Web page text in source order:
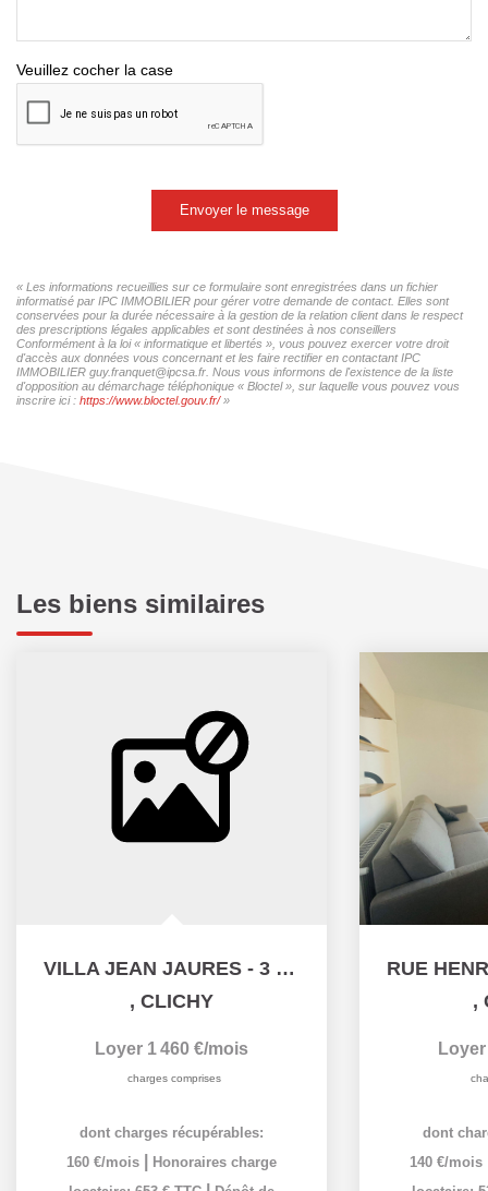
Veuillez cocher la case
Envoyer le message
« Les informations recueillies sur ce formulaire sont enregistrées dans un fichier
informatisé par IPC IMMOBILIER pour gérer votre demande de contact. Elles sont
conservées pour la durée nécessaire à la gestion de la relation client dans le respect
des prescriptions légales applicables et sont destinées à nos conseillers
Conformément à la loi « informatique et libertés », vous pouvez exercer votre droit
d'accès aux données vous concernant et les faire rectifier en contactant IPC
IMMOBILIER guy.franquet@ipcsa.fr. Nous vous informons de l'existence de la liste
d'opposition au démarchage téléphonique « Bloctel », sur laquelle vous pouvez vous
inscrire ici : https://www.bloctel.gouv.fr/»
Les biens similaires
VILLA JEAN JAURES - 3 PIÈCES - 43.13M²
, CLICHY
Loyer 1 460 €/mois
charges comprises
dont charges récupérables:
160 €/mois
Honoraires charge
,
dont
140 €/mois